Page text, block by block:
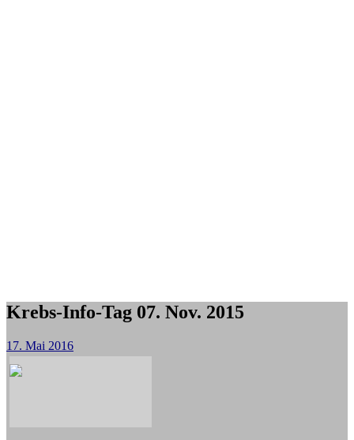
Krebs-Info-Tag 07. Nov. 2015
17. Mai 2016